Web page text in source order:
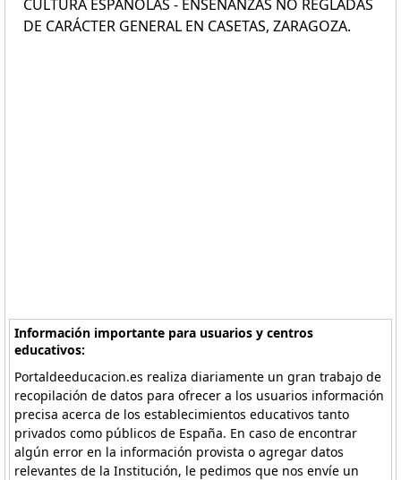
CULTURA ESPAÑOLAS - ENSEÑANZAS NO REGLADAS
DE CARÁCTER GENERAL EN CASETAS, ZARAGOZA.
Información importante para usuarios y centros
educativos:
Portaldeeducacion.es realiza diariamente un gran trabajo de
recopilación de datos para ofrecer a los usuarios información
precisa acerca de los establecimientos educativos tanto
privados como públicos de España. En caso de encontrar
algún error en la información provista o agregar datos
relevantes de la Institución, le pedimos que nos envíe un